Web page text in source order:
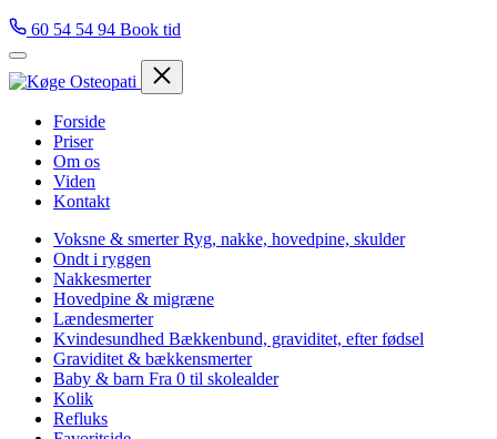
60 54 54 94 Book tid
Forside
Priser
Om os
Viden
Kontakt
Voksne & smerter Ryg, nakke, hovedpine, skulder
Ondt i ryggen
Nakkesmerter
Hovedpine & migræne
Lændesmerter
Kvindesundhed Bækkenbund, graviditet, efter fødsel
Graviditet & bækkensmerter
Baby & barn Fra 0 til skolealder
Kolik
Refluks